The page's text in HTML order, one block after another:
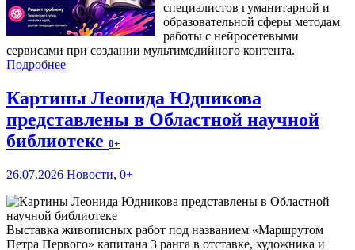
специалистов гуманитарной и
образовательной сферы методам
работы с нейросетевыми
сервисами при создании мультимедийного контента.
Подробнее
Картины Леонида Юдникова
представлены в Областной научной
библиотеке 0+
26.07.2026 Новости, 0+
Выставка живописных работ под названием «Маршрутом
Петра Первого» капитана 3 ранга в отставке, художника и